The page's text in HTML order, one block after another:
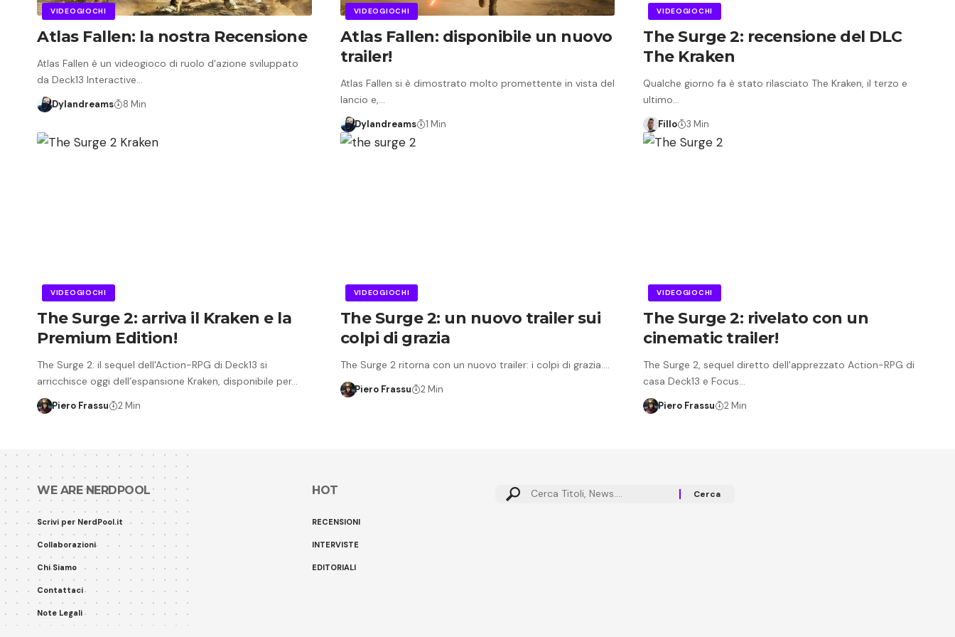
VIDEOGIOCHI
Atlas Fallen: la nostra Recensione
Atlas Fallen è un videogioco di ruolo d'azione sviluppato
da Deck13 Interactive…
Dylandreams 8 Min
VIDEOGIOCHI
Atlas Fallen: disponibile un nuovo
trailer!
Atlas Fallen si è dimostrato molto promettente in vista del
lancio e,…
Dylandreams 1 Min
VIDEOGIOCHI
The Surge 2: recensione del DLC
The Kraken
Qualche giorno fa è stato rilasciato The Kraken, il terzo e
ultimo…
Fillo 3 Min
VIDEOGIOCHI
The Surge 2: arriva il Kraken e la
Premium Edition!
The Surge 2: il sequel dell'Action-RPG di Deck13 si
arricchisce oggi dell’espansione Kraken, disponibile per…
Piero Frassu 2 Min
VIDEOGIOCHI
The Surge 2: un nuovo trailer sui
colpi di grazia
The Surge 2 ritorna con un nuovo trailer: i colpi di grazia.…
Piero Frassu 2 Min
VIDEOGIOCHI
The Surge 2: rivelato con un
cinematic trailer!
The Surge 2, sequel diretto dell'apprezzato Action-RPG di
casa Deck13 e Focus…
Piero Frassu 2 Min
WE ARE NERDPOOL
Scrivi per NerdPool.it
Collaborazioni
Chi Siamo
Contattaci
Note Legali
HOT
RECENSIONI
INTERVISTE
EDITORIALI
Cerca: